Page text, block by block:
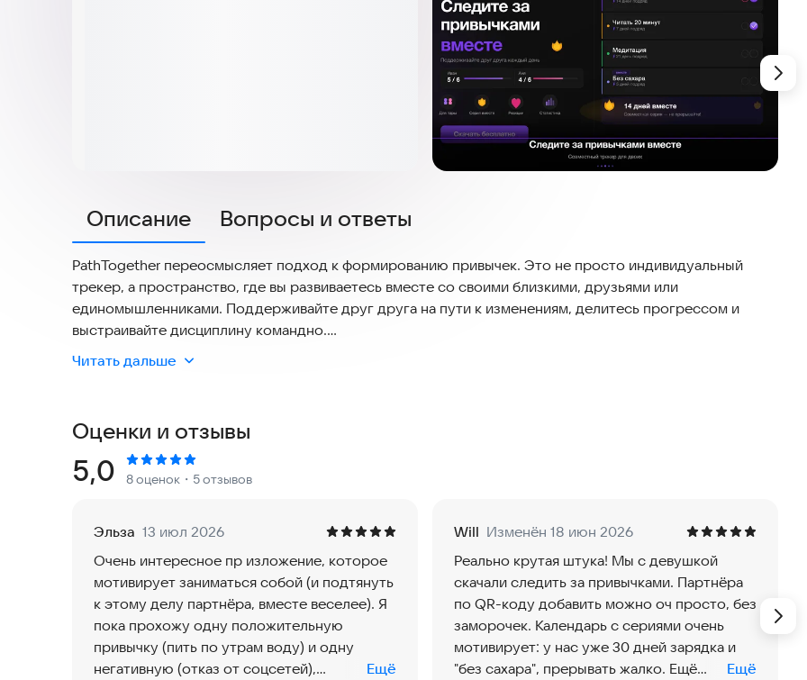
Описание Вопросы и ответы
PathTogether переосмысляет подход к формированию привычек. Это не просто индивидуальный
трекер, а пространство, где вы развиваетесь вместе со своими близкими, друзьями или
единомышленниками. Поддерживайте друг друга на пути к изменениям, делитесь прогрессом и
выстраивайте дисциплину командно.
Ничего лишнего. Только ваш прогресс. Приложение выполнено в строгом, минималистичном темном
интерфейсе, который не отвлекает от главного и идеально вписывается в твой стиль жизни.
Читать дальше
Оценки и отзывы
Рейтинг:
5,0 8 оценок ・5 отзывов
Эльза 13 июл 2026
Очень интересное пр изложение, которое
мотивирует заниматься собой (и подтянуть
к этому делу партнёра, вместе веселее). Я
пока прохожу одну положительную
привычку (пить по утрам воду) и одну
негативную (отказ от соцсетей),
Ещё
Will Изменён 18 июн 2026
Реально крутая штука! Мы с девушкой
скачали следить за привычками. Партнёра
по QR-коду добавить можно оч просто, без
заморочек. Календарь с сериями очень
мотивирует: у нас уже 30 дней зарядка и
"без сахара", прерывать жалко. Ещё
Ещё